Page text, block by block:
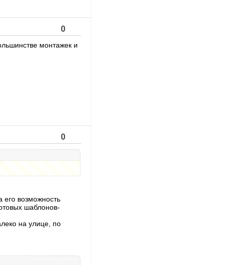
0
монтажек и
0
его возможность
шаблонов-
на улице, по